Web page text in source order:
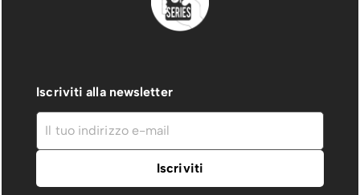
Iscriviti alla newsletter